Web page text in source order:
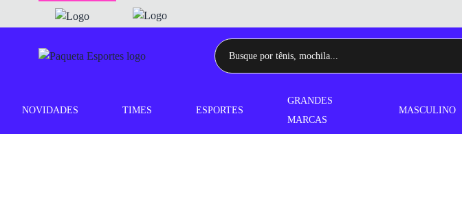
NOVIDADES TIMES ESPORTES
GRANDES
MARCAS
MASCULINO